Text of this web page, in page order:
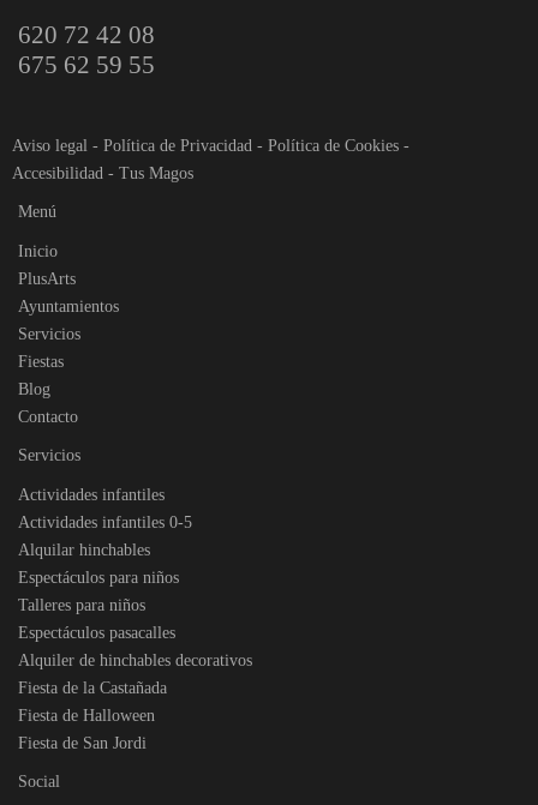
620 72 42 08
675 62 59 55
Aviso legal - Política de Privacidad - Política de Cookies -
Accesibilidad - Tus Magos
Menú
Inicio
PlusArts
Ayuntamientos
Servicios
Fiestas
Blog
Contacto
Servicios
Actividades infantiles
Actividades infantiles 0-5
Alquilar hinchables
Espectáculos para niños
Talleres para niños
Espectáculos pasacalles
Alquiler de hinchables decorativos
Fiesta de la Castañada
Fiesta de Halloween
Fiesta de San Jordi
Social